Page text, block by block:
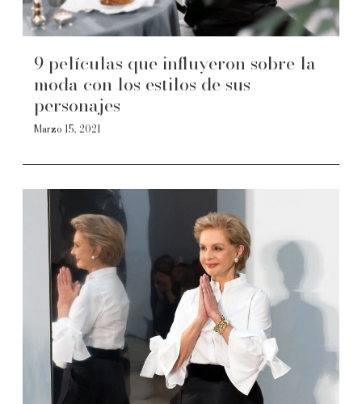
9 películas que influyeron sobre la
moda con los estilos de sus
personajes
Marzo 15, 2021